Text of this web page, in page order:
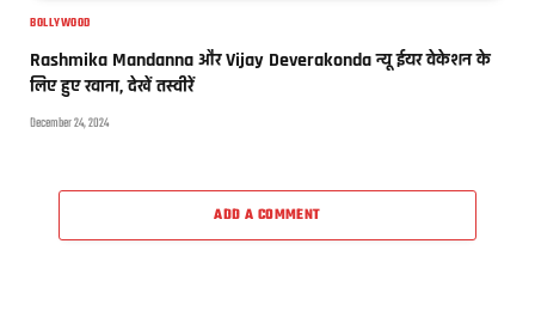
BOLLYWOOD
Rashmika Mandanna और Vijay Deverakonda न्यू ईयर वेकेशन के
लिए हुए रवाना, देखें तस्वीरें
December 24, 2024
ADD A COMMENT